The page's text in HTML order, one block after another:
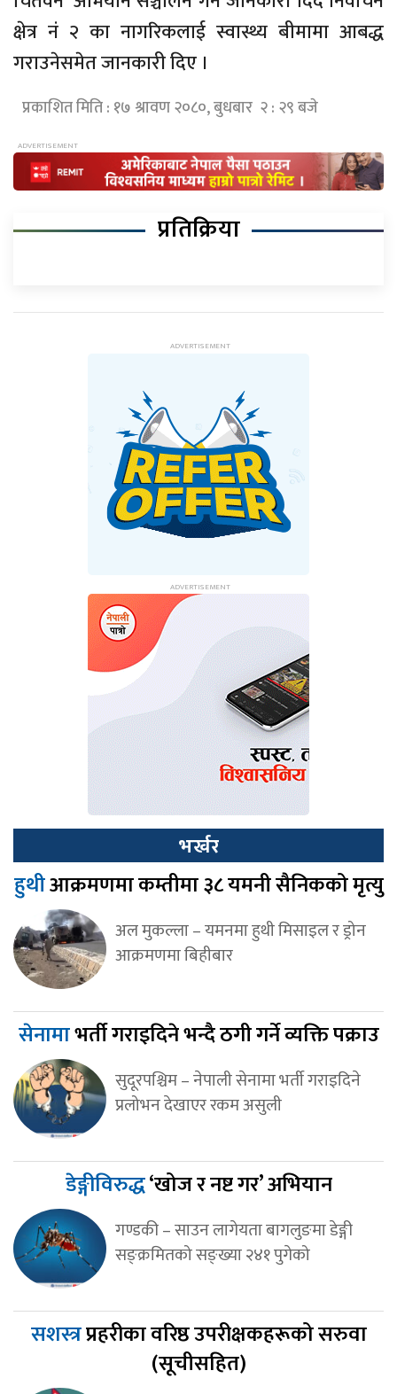
क्षेत्र नं २ का नागरिकलाई स्वास्थ्य बीमामा आबद्ध
गराउनेसमेत जानकारी दिए ।
प्रकाशित मिति : १७ श्रावण २०८०, बुधबार २ : २९ बजे
प्रतिक्रिया
भर्खर
हुथीआक्रमणमा कम्तीमा ३८ यमनी सैनिकको मृत्यु
अल मुकल्ला – यमनमा हुथी मिसाइल र ड्रोन
आक्रमणमा बिहीबार
सेनामाभर्ती गराइदिने भन्दै ठगी गर्ने व्यक्ति पक्राउ
सुदूरपश्चिम – नेपाली सेनामा भर्ती गराइदिने
प्रलोभन देखाएर रकम असुली
डेङ्गीविरुद्ध‘खोज र नष्ट गर’ अभियान
गण्डकी – साउन लागेयता बागलुङमा डेङ्गी
सङ्क्रमितको सङ्ख्या २४१ पुगेको
सशस्त्रप्रहरीका वरिष्ठ उपरीक्षकहरूको सरुवा
(सूचीसहित)